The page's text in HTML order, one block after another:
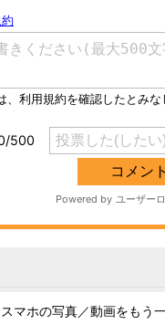
スマホの写真／動画をもう